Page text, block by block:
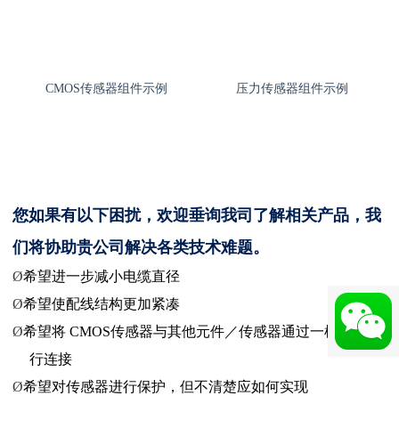
CMOS传感器组件示例 压力传感器组件示例
您如果有以下困扰，欢迎垂询我司了解相关产品，我
们将协助贵公司解决各类技术难题。
Ø希望进一步减小电缆直径
Ø希望使配线结构更加紧凑
Ø希望将CMOS传感器与其他元件／传感器通过一根电缆进
行连接
Ø希望对传感器进行保护，但不清楚应如何实现